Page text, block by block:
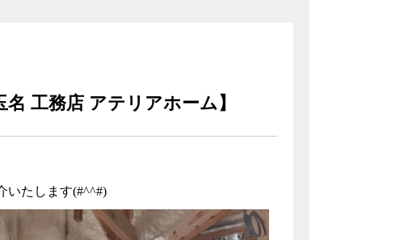
務店 アテリアホーム】
いたします(#^^#)